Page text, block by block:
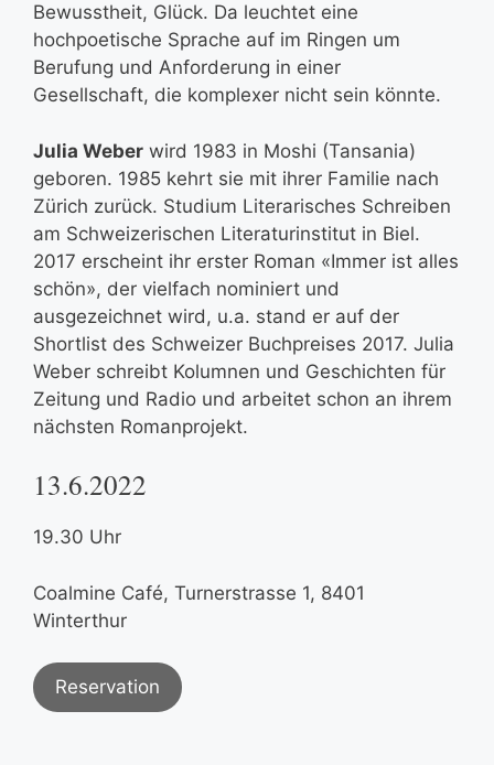
Bewusstheit, Glück. Da leuchtet eine
hochpoetische Sprache auf im Ringen um
Berufung und Anforderung in einer
Gesellschaft, die komplexer nicht sein könnte.
Julia Weber wird 1983 in Moshi (Tansania)
geboren. 1985 kehrt sie mit ihrer Familie nach
Zürich zurück. Studium Literarisches Schreiben
am Schweizerischen Literaturinstitut in Biel.
2017 erscheint ihr erster Roman «Immer ist alles
schön», der vielfach nominiert und
ausgezeichnet wird, u.a. stand er auf der
Shortlist des Schweizer Buchpreises 2017. Julia
Weber schreibt Kolumnen und Geschichten für
Zeitung und Radio und arbeitet schon an ihrem
nächsten Romanprojekt.
13.6.2022
19.30 Uhr
Coalmine Café, Turnerstrasse 1, 8401
Winterthur
Reservation